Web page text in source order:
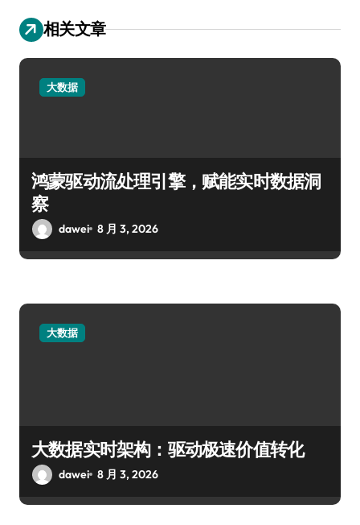
相关文章
大数据
鸿蒙驱动流处理引擎，赋能实时数据洞
察
dawei 8 月 3, 2026
大数据
大数据实时架构：驱动极速价值转化
dawei 8 月 3, 2026